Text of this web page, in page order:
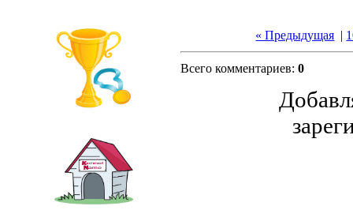
« Предыдущая |
Всего комментариев:0